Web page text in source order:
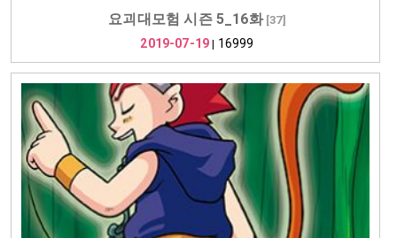
요괴대모험 시즌 5_16화[37]
2019-07-19 16999